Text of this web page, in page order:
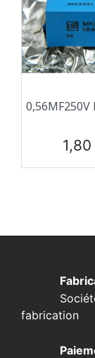
0,56ΜF250V
Prix
fabrication